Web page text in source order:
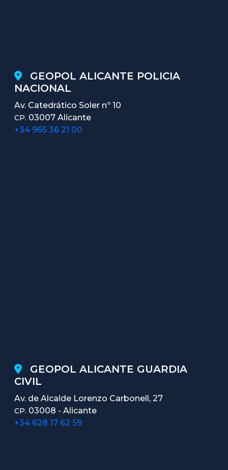
GEOPOL ALICANTE POLICIA
NACIONAL
Av. Catedrático Soler nº 10
CP. 03007 Alicante
+34 965 36 21 00
GEOPOL ALICANTE GUARDIA
CIVIL
Av. de Alcalde Lorenzo Carbonell, 27
CP. 03008 - Alicante
+34 628 17 62 59